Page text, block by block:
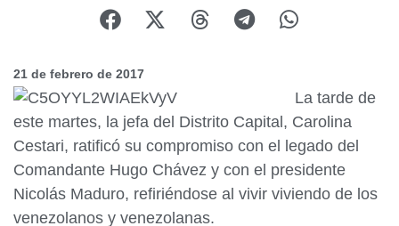
21 de febrero de 2017
La tarde de
este martes, la jefa del Distrito Capital, Carolina
Cestari, ratificó su compromiso con el legado del
Comandante Hugo Chávez y con el presidente
Nicolás Maduro, refiriéndose al vivir viviendo de los
venezolanos y venezolanas.